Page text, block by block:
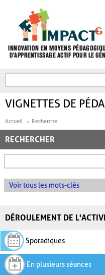
FORMULAIRE DE
VIGNETTES DE
Accueil Recherche
RECHERCHER
Voir tous les mots-clés
DÉROULEMENT DE
Sporadiques
En plusieurs séances